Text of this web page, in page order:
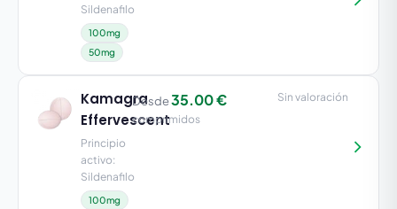
Sildenafilo
100mg
50mg
Kamagra
Effervescent
Principio
activo:
Sildenafilo
100mg
Desde35.00 €
comprimidos
Sin valoración